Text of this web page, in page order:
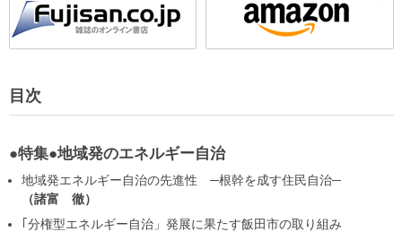
目次
●特集●地域発のエネルギー自治
地域発エネルギー自治の先進性 ─根幹を成す住民自治─
諸富 徹
｢分権型エネルギー自治」発展に果たす飯田市の取り組み